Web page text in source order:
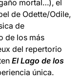
mortal…), el
de Odette/Odile,
de
de los más
del repertorio
El Lago de los
única.